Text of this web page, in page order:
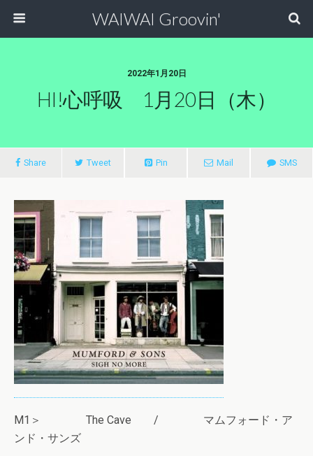
WAIWAI Groovin'
2022年1月20日
HI!心呼吸 1月20日（木）
Share Tweet Pin Mail SMS
M1＞ The Cave / マムフォード・ア
ンド・サンズ